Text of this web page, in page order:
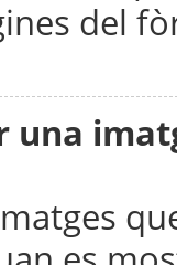
del
una